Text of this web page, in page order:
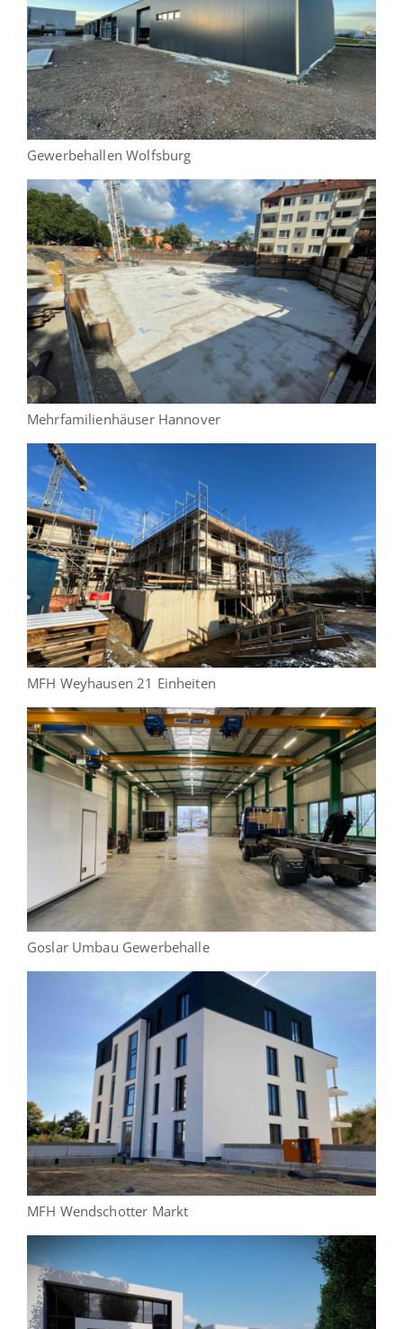
Gewerbehallen Wolfsburg
Mehrfamilienhäuser Hannover
MFH Weyhausen 21 Einheiten
Goslar Umbau Gewerbehalle
MFH Wendschotter Markt